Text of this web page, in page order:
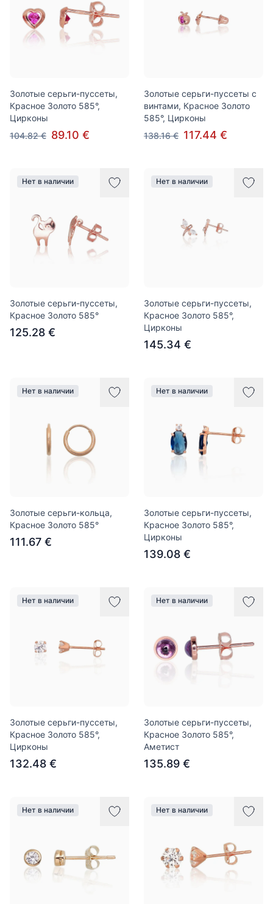
Золотые серьги-пуссеты,
Красное Золото 585°,
Цирконы
104.82 € 89.10 €
Золотые серьги-пуссеты с
винтами, Красное Золото
585°, Цирконы
138.16 € 117.44 €
Нет в наличии
Золотые серьги-пуссеты,
Красное Золото 585°
125.28 €
Нет в наличии
Золотые серьги-пуссеты,
Красное Золото 585°,
Цирконы
145.34 €
Нет в наличии
Золотые серьги-кольца,
Красное Золото 585°
111.67 €
Нет в наличии
Золотые серьги-пуссеты,
Красное Золото 585°,
Цирконы
139.08 €
Нет в наличии
Золотые серьги-пуссеты,
Красное Золото 585°,
Цирконы
132.48 €
Нет в наличии
Золотые серьги-пуссеты,
Красное Золото 585°,
Аметист
135.89 €
Нет в наличии Нет в наличии